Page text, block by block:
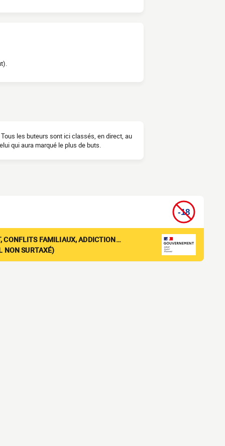
les buteurs sont ici classés, en direct, au
qui aura marqué le plus de buts.
CONFLITS FAMILIAUX, ADDICTION…
NON SURTAXÉ)